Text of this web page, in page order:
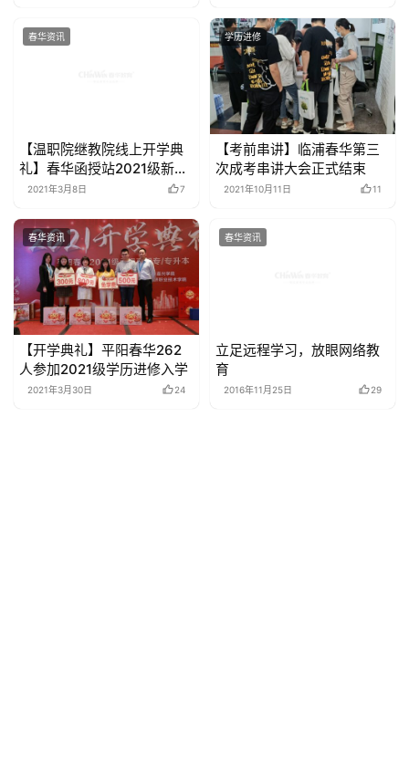
春华资讯
【温职院继教院线上开学典
礼】春华函授站2021级新生
开学
2021年3月8日 7
学历进修
【考前串讲】临浦春华第三
次成考串讲大会正式结束
2021年10月11日 11
春华资讯
【开学典礼】平阳春华262
人参加2021级学历进修入学
2021年3月30日 24
春华资讯
立足远程学习，放眼网络教
育
2016年11月25日 29